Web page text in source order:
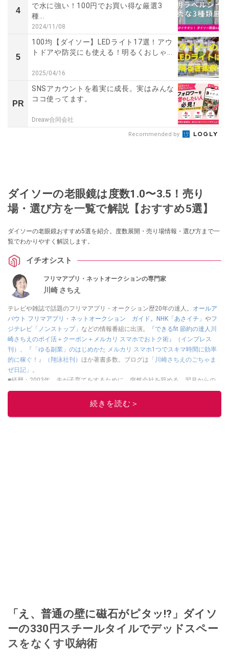
4
で水に強い！100円でお買い得な厳選3
種...
2024/11/08
5
100均【ダイソー】LEDライト17選！アウ
トドアや防災にも使える！明るくおしゃ...
2025/04/16
PR
SNSアカウントを着実に成長。実はみんな
ココ使ってます。
Dreaw合同会社
Recommended by
ダイソーの老眼鏡は度数1.0〜3.5！売り
場・選び方を一覧で解説【おすすめ5選】
ダイソーの老眼鏡おすすめ5選を紹介。度数展開・売り場情報・選び方まで一
覧でわかりやすく解説します。
イチオシスト
フリマアプリ・ネットオークションの専門家
川崎 さちえ
テレビや雑誌で話題のフリマアプリ・オークション歴20年の達人。 オールア
バウト フリマアプリ・ネットオークション ガイド 。 NHK「あさイチ」 やフ
ジテレビ「ノンストップ」 などの情報番組に出演。
『できるfit 節約の達人川
崎さちえのポイ活＋クーポン＋メルカリ スマホでおトク術』（インプレス
刊）
『「ゆる副業」のはじめかた メルカリ スマホ1つでスキマ時間に効率
的に稼ぐ！』（翔泳社刊） ほか著書多数。ブログは 「川崎さちえのごちゃま
ぜ日記」
。
■経歴：2003年、夫が子育てをするために、突然会社を辞める。翌月からの
給料が０円になり、家にいながら、しかも空いた時間でできるオークション
に目をつける。しかし、取引の仕方がわからずに、まずは落札者として参
続きを読む＞
「え、普通の壁に磁石がピタッ!?」ダイソ
ーの330円スチールタイルでデッドスペー
スをなくす収納術